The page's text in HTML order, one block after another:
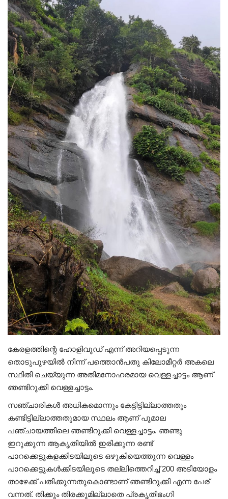
Business news
Technology
Life Style
Education
Gallery
Medical
കേരളത്തിന്റെ ഹോളിവുഡ് എന്ന് അറിയപ്പെടുന്ന
തൊടുപുഴയിൽ നിന്ന് പത്തൊൻപതു കിലോമീറ്റർ അകലെ
സ്ഥിതി ചെയ്യുന്ന അതിമനോഹരമായ വെള്ളച്ചാട്ടം ആണ്
ഞണ്ടിറുക്കി വെള്ളച്ചാട്ടം.
സഞ്ചാരികൾ അധികമൊന്നും കേട്ടിട്ടില്ലാത്തതും
കണ്ടിട്ടില്ലാത്തതുമായ സ്ഥലം ആണ് പൂമാല
പഞ്ചായത്തിലെ ഞണ്ടിറുക്കി വെള്ളച്ചാട്ടം. ഞണ്ടു
ഇറുക്കുന്ന ആകൃതിയിൽ ഇരിക്കുന്ന രണ്ട്
പാറക്കെട്ടുകളക്കിടയിലൂടെ ഒഴുകിയെത്തുന്ന വെള്ളം
പാറക്കെട്ടുകള്‍ക്കിടയിലൂടെ തല്ലിത്തെറിച്ച് 200 അടിയോളം
താഴേക്ക് പതിക്കുന്നതുകൊണ്ടാണ് ഞണ്ടിറുക്കി എന്ന പേര്
വന്നത്. തിക്കും തിരക്കുമില്ലാതെ പ്രകൃതിഭംഗി